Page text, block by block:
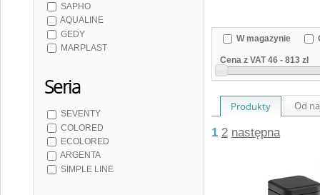
SAPHO
AQUALINE
GEDY
MARPLAST
Seria
SEVENTY
COLORED
ECOLORED
ARGENTA
SIMPLE LINE
W magazynie
Cena z VAT 46 - 813 zł
Produkty Od
1 2 następna